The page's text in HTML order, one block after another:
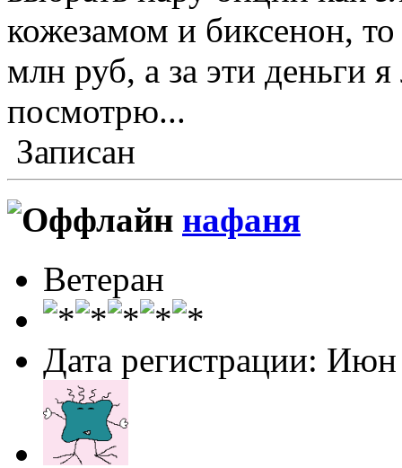
кожезамом и биксенон,
млн руб, а за эти деньги
посмотрю...
Записан
нафаня
Ветеран
Дата регистрации: